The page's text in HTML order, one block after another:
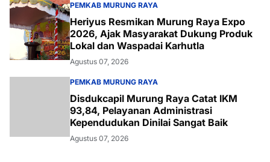
PEMKAB MURUNG RAYA
Heriyus Resmikan Murung Raya Expo
2026, Ajak Masyarakat Dukung Produk
Lokal dan Waspadai Karhutla
Agustus 07, 2026
PEMKAB MURUNG RAYA
Disdukcapil Murung Raya Catat IKM
93,84, Pelayanan Administrasi
Kependudukan Dinilai Sangat Baik
Agustus 07, 2026